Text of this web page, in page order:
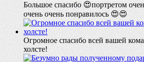
Большое спасибо 😍портретом
очень очень понравилось 😍😍
Огромное спасибо всей вашей
холсте!